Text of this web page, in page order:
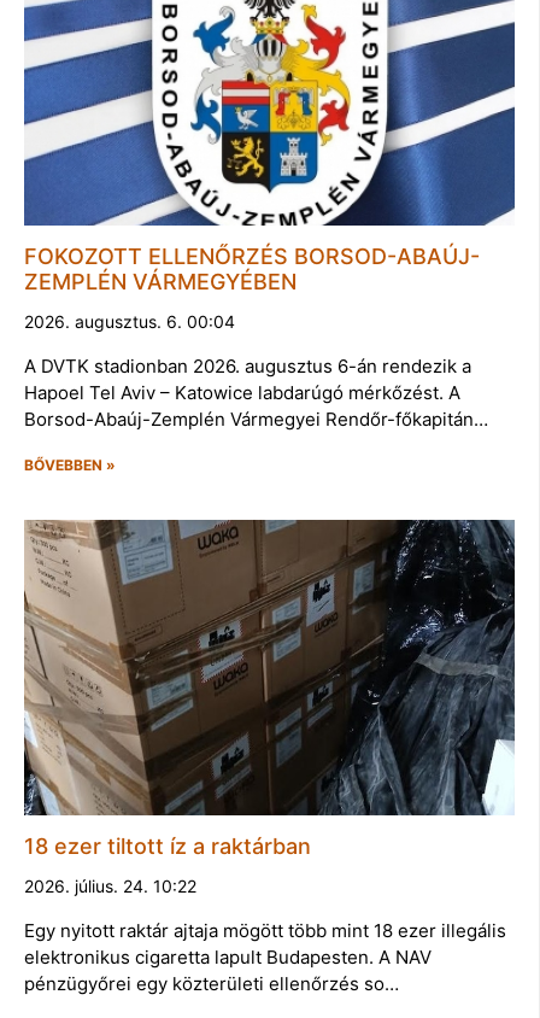
FOKOZOTT ELLENŐRZÉS BORSOD-ABAÚJ-
ZEMPLÉN VÁRMEGYÉBEN
2026. augusztus. 6. 00:04
A DVTK stadionban 2026. augusztus 6-án rendezik a
Hapoel Tel Aviv – Katowice labdarúgó mérkőzést. A
Borsod-Abaúj-Zemplén Vármegyei Rendőr-főkapitán…
BŐVEBBEN »
18 ezer tiltott íz a raktárban
2026. július. 24. 10:22
Egy nyitott raktár ajtaja mögött több mint 18 ezer illegális
elektronikus cigaretta lapult Budapesten. A NAV
pénzügyőrei egy közterületi ellenőrzés so…